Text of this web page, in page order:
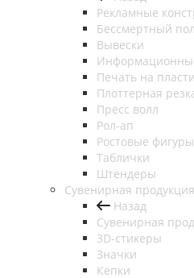
Рекламные
Бессмертный
Вывески
Печать на
Плоттерная
Пресс волл
Рол-ап
Ростовые фигуры
Таблички
Штендеры
Сувенирная продукция
Назад
Сувенирная
3D-стикеры
Значки
Кепки